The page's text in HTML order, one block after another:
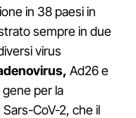
in 38 paesi in
sempre in due
virus
Ad26 e
per la
CoV-2, che il